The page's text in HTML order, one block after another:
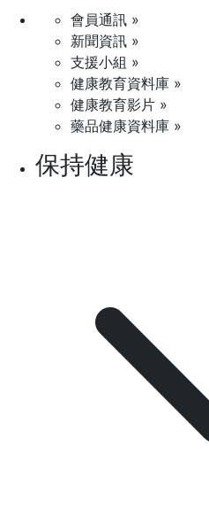
會員通訊 »
新聞資訊 »
支援小組 »
健康教育資料庫 »
健康教育影片 »
藥品健康資料庫 »
保持健康